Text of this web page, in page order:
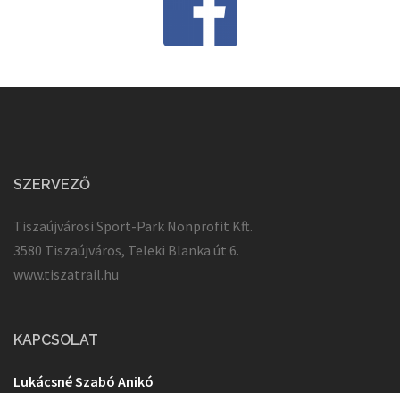
SZERVEZŐ
Tiszaújvárosi Sport-Park Nonprofit Kft.
3580 Tiszaújváros, Teleki Blanka út 6.
www.tiszatrail.hu
KAPCSOLAT
Lukácsné Szabó Anikó